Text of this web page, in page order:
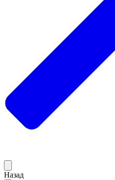
Назад